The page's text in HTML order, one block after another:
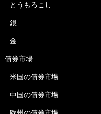
とうもろこし
銀
金
債券市場
米国の債券市場
中国の債券市場